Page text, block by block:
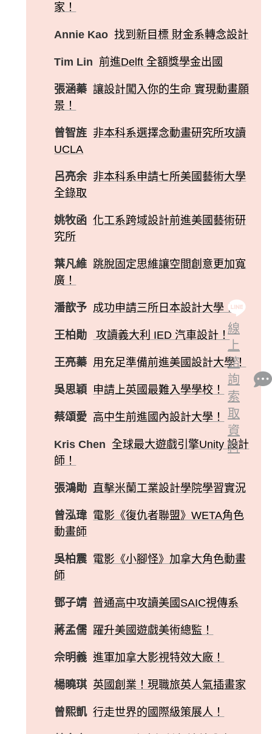
家！
Annie Kao 找到新目標 財金系轉念設計
Tim Lin 前進Delft 全額獎學金出國
張涵蓁 讓設計闖入你的生命 實現動畫願
景！
曾智旌 非本科系選擇念動畫研究所攻讀
UCLA
呂亮余 非本科系申請七所美國藝術大學
全錄取
姚牧函 化工系跨域設計前進美國藝術研
究所
葉凡維 跳脫固定思維讓空間創意更加寬
廣！
潘歆予 成功申請三所日本設計大學！
王柏勛 攻讀義大利 IED 汽車設計！
王亮蓁 用充足準備前進美國設計大學！
吳思穎 申請上英國最難入學學校！
蔡頌愛 高中生前進國內設計大學！
Kris Chen 全球最大遊戲引擎Unity 設計
師！
張鴻勛 直擊米蘭工業設計學院學習實況
曾泓瑋 電影《復仇者聯盟》WETA角色
動畫師
吳柏震 電影《小腳怪》加拿大角色動畫
師
鄧子靖 普通高中攻讀美國SAIC視傳系
蔣孟儒 躍升美國遊戲美術總監！
佘明義 進軍加拿大影視特效大廠！
楊曉琪 英國創業！現職旅英人氣插畫家
曾熙凱 行走世界的國際級策展人！
線
上
諮
詢
索
取
資
料